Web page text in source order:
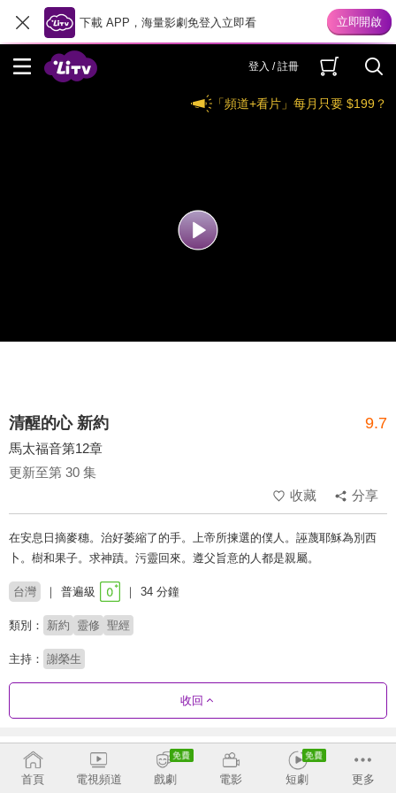
下載 APP，海量影劇免登入立即看
登入 / 註冊
「頻道+看片」每月只要 $199？
清醒的心 新約 9.7
馬太福音第12章
更新至第 30 集
收藏
分享
在安息日摘麥穗。治好萎縮了的手。上帝所揀選的僕人。誣蔑耶穌為別西
卜。樹和果子。求神蹟。污靈回來。遵父旨意的人都是親屬。
台灣 普遍級 34 分鐘
類別： 新約 靈修 聖經
主持： 謝榮生
收回
劇集列表 反序
彼得後書-莊頌偉
首頁 電視頻道 戲劇 電影 短劇 更多